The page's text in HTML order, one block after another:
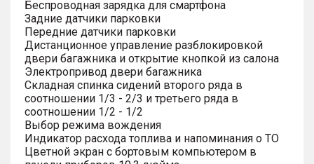
Беспроводная зарядка для смартфона
Задние датчики парковки
Передние датчики парковки
Дистанционное управление разблокировкой
двери багажника и открытие кнопкой из салона
Электропривод двери багажника
Складная спинка сидений второго ряда в
соотношении 1/3 - 2/3 и третьего ряда в
соотношении 1/2 - 1/2
Выбор режима вождения
Индикатор расхода топлива и напоминания о ТО
Цветной экран с бортовым компьютером в